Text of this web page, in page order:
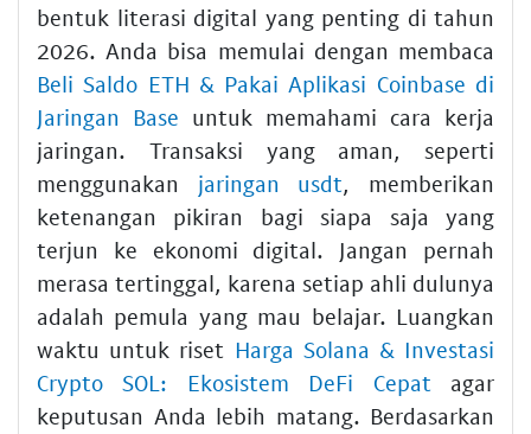
bentuk literasi digital yang penting di tahun
2026. Anda bisa memulai dengan membaca
Beli Saldo ETH & Pakai Aplikasi Coinbase di
Jaringan Base untuk memahami cara kerja
jaringan. Transaksi yang aman, seperti
menggunakan jaringan usdt, memberikan
ketenangan pikiran bagi siapa saja yang
terjun ke ekonomi digital. Jangan pernah
merasa tertinggal, karena setiap ahli dulunya
adalah pemula yang mau belajar. Luangkan
waktu untuk riset Harga Solana & Investasi
Crypto SOL: Ekosistem DeFi Cepat agar
keputusan Anda lebih matang. Berdasarkan